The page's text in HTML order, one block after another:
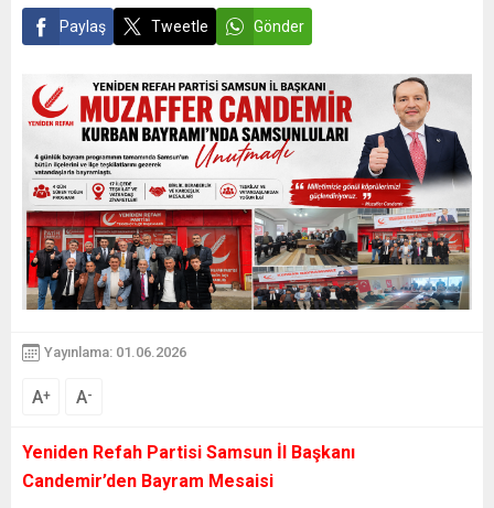
Paylaş Tweetle Gönder
Yayınlama: 01.06.2026
A+ A-
Yeniden Refah Partisi Samsun İl Başkanı
Candemir’den Bayram Mesaisi